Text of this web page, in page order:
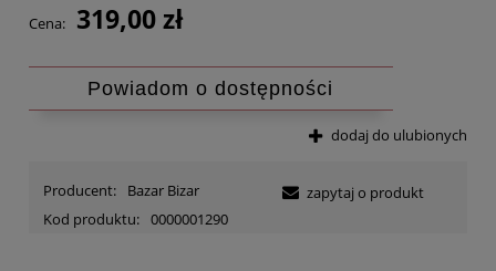
Cena: 319,00 zł
Powiadom o dostępności
dodaj do ulubionych
Producent:
Bazar Bizar
Kod produktu: 0000001290
zapytaj o produkt